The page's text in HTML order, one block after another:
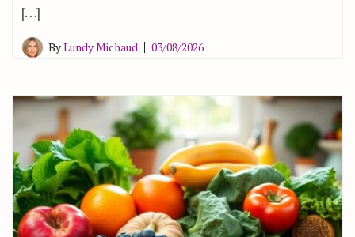
[…]
ByLundy Michaud 03/08/2026